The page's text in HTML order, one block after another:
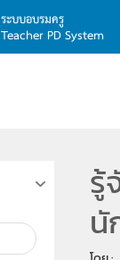
ระบบอบรมครู
Teacher PD System
รู้
นั